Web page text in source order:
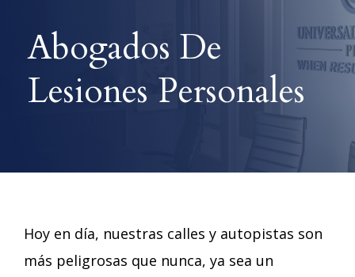
Abogados De
Lesiones Personales
Hoy en día, nuestras calles y autopistas son
más peligrosas que nunca, ya sea un